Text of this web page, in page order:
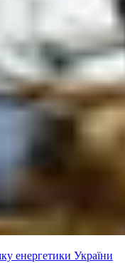
енергетики України